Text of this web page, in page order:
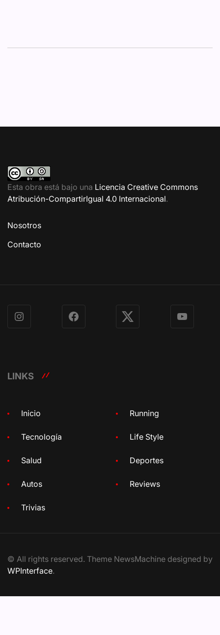
Esta obra está bajo una Licencia Creative Commons
Atribución-CompartirIgual 4.0 Internacional.
Nosotros
Contacto
Instagram Facebook X YouTube
LINKS
Inicio Running
Tecnología Life Style
Salud Deportes
Autos Reviews
Trivias
© All rights reserved. Theme NewsMachine designed by
WPInterface.